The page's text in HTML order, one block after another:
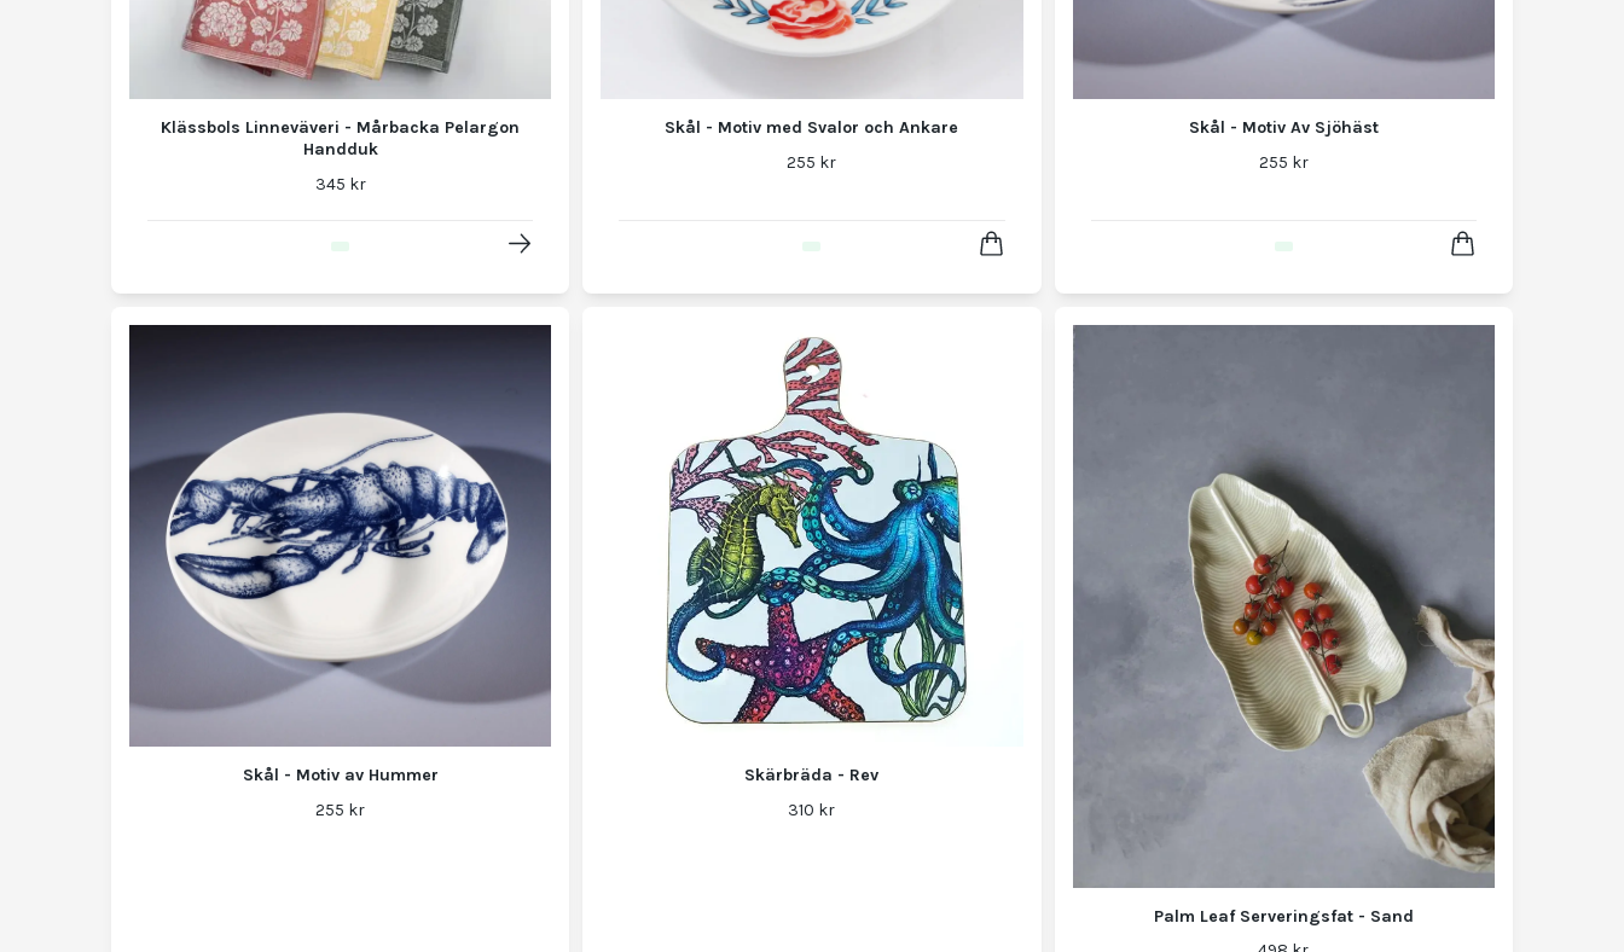
Klässbols Linneväveri - Mårbacka Pelargon
Handduk
345 kr
Skål - Motiv med Svalor och Ankare
255 kr
Skål - Motiv Av Sjöhäst
255 kr
Skål - Motiv av Hummer
255 kr
Skärbräda - Rev
310 kr
Palm Leaf Serveringsfat - Sand